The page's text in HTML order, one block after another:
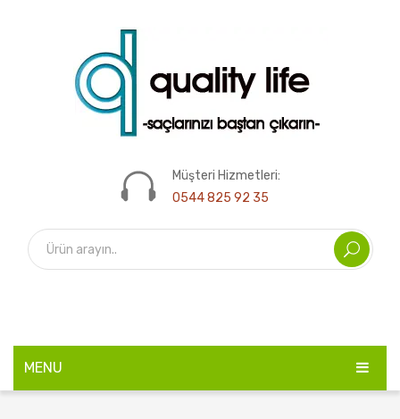
Müşteri Hizmetleri:
0544 825 92 35
MENU